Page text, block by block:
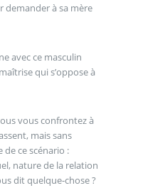
demander à sa mère
avec ce masculin
qui s’oppose à
vous confrontez à
mais sans
de ce scénario :
nature de la relation
dit quelque-chose ?